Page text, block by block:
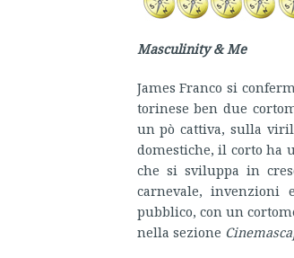
Masculinity & Me
James Franco si
torinese ben due
un pò cattiva, sulla
domestiche, il corto ha
che si sviluppa in
carnevale, invenzioni
pubblico, con un
nella sezione